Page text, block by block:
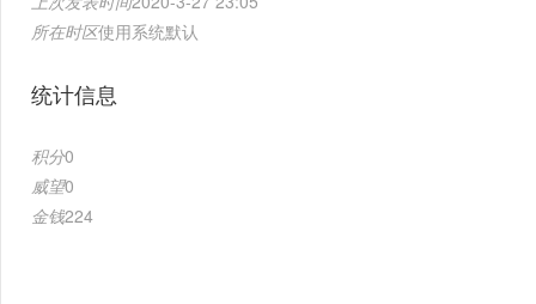
所在时区使用系统默认
统计信息
积分0
威望0
金钱224